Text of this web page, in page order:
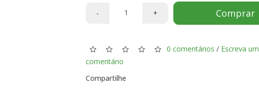
-
+ Comprar
0 comentários / Escreva um
comentário
Compartilhe